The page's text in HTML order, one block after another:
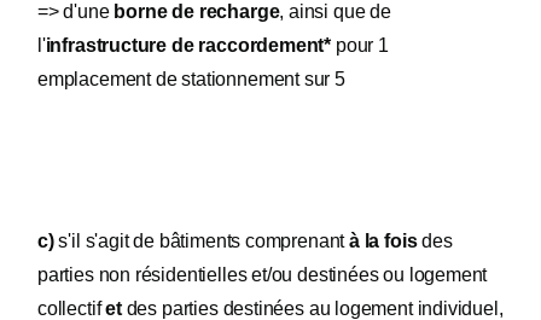
=> d'uneborne de recharge, ainsi que de
l'infrastructure de raccordement* pour 1
emplacement de stationnement sur 5
c)s'il s'agit de bâtiments comprenantà la foisdes
parties non résidentielles et/ou destinées ou logement
collectifetdes parties destinées au logement individuel,